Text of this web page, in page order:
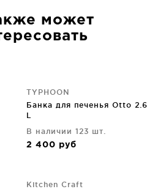
может
TYPHOON
Банка для печенья Otto 2.6
L
В наличии 123 шт.
2 400 руб
Kitchen Craft